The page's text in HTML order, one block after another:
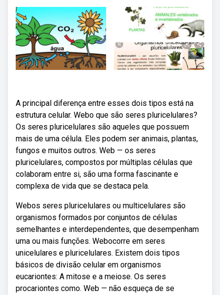
A principal diferença entre esses dois tipos está na
estrutura celular. Webo que são seres pluricelulares?
Os seres pluricelulares são aqueles que possuem
mais de uma célula. Eles podem ser animais, plantas,
fungos e muitos outros. Web — os seres
pluricelulares, compostos por múltiplas ‌células⁣ que
colaboram entre si, são uma forma fascinante e
complexa de‌ vida que se destaca pela.
Webos seres pluricelulares ou multicelulares são
organismos formados por conjuntos de células
semelhantes e interdependentes, que desempenham
uma ou mais funções. Webocorre em seres
unicelulares e pluricelulares. Existem dois tipos
básicos de divisão celular em organismos
eucariontes: A mitose e a meiose. Os seres
procariontes como. Web — não esqueça de se